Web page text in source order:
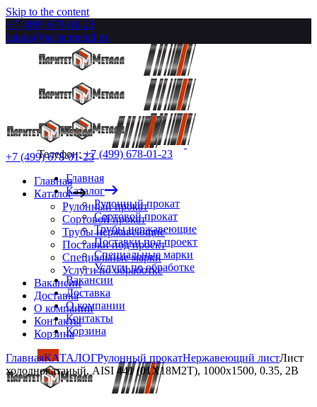
Skip to the content
+7 (499) 678-01-23
zakaz@paritetmetall.ru
Телефон:+7 (499) 678-01-23
Главная
Каталог
Рулонный прокат
Сортовой прокат
Трубы нержавеющие
Поставки под проект
Специальные марки
Услуги по обработке
Вакансии
Доставка
О компании
Контакты
Корзина
+7 (499) 678-01-23
Главная
Каталог
Рулонный прокат
Сортовой прокат
Трубы нержавеющие
Поставки под проект
Специальные марки
Услуги по обработке
Вакансии
Доставка
О компании
Контакты
Корзина
ГлавнаяКАТАЛОГРулонный прокатНержавеющий листЛист
холоднокатаный, AISI 441 (01Х18М2Т), 1000х1500, 0.35, 2B